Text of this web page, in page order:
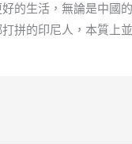
的生活，無論是中國
拼的印尼人，本質上